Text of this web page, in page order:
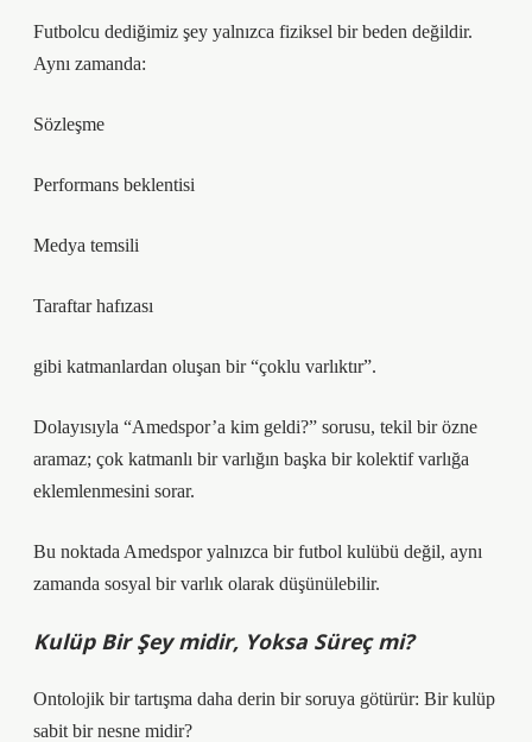
Futbolcu dediğimiz şey yalnızca fiziksel bir beden değildir.
Aynı zamanda:
Sözleşme
Performans beklentisi
Medya temsili
Taraftar hafızası
gibi katmanlardan oluşan bir “çoklu varlıktır”.
Dolayısıyla “Amedspor’a kim geldi?” sorusu, tekil bir özne
aramaz; çok katmanlı bir varlığın başka bir kolektif varlığa
eklemlenmesini sorar.
Bu noktada Amedspor yalnızca bir futbol kulübü değil, aynı
zamanda sosyal bir varlık olarak düşünülebilir.
Kulüp Bir Şey midir, Yoksa Süreç mi?
Ontolojik bir tartışma daha derin bir soruya götürür: Bir kulüp
sabit bir nesne midir?